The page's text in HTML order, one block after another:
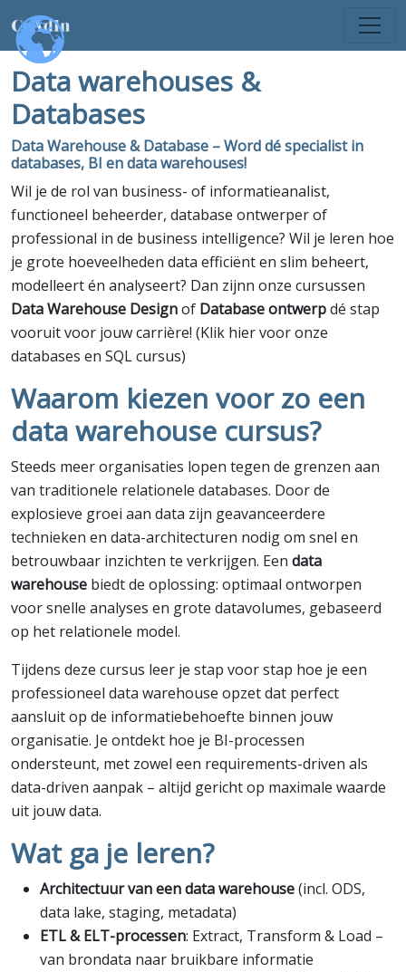
Data warehouses &
Databases
Data Warehouse & Database – Word dé specialist in
databases, BI en data warehouses!
Wil je de rol van business- of informatieanalist,
functioneel beheerder, database ontwerper of
professional in de business intelligence? Wil je leren hoe
je grote hoeveelheden data efficiënt en slim beheert,
modelleert én analyseert? Dan zijnn onze cursussen
Data Warehouse Designof Database ontwerpdé stap
vooruit voor jouw carrière! (Klik hier voor onze
databases en SQL cursus)
Waarom kiezen voor zo een
data warehouse cursus?
Steeds meer organisaties lopen tegen de grenzen aan
van traditionele relationele databases. Door de
explosieve groei aan data zijn geavanceerdere
technieken en data-architecturen nodig om snel en
betrouwbaar inzichten te verkrijgen. Een data
warehouse biedt de oplossing: optimaal ontworpen
voor snelle analyses en grote datavolumes, gebaseerd
op het relationele model.
Tijdens deze cursus leer je stap voor stap hoe je een
professioneel data warehouse opzet dat perfect
aansluit op de informatiebehoefte binnen jouw
organisatie. Je ontdekt hoe je BI-processen
ondersteunt, met zowel een requirements-driven als
data-driven aanpak – altijd gericht op maximale waarde
uit jouw data.
Wat ga je leren?
Architectuur van een data warehouse(incl. ODS,
data lake, staging, metadata)
ETL & ELT-processen: Extract, Transform & Load –
van brondata naar bruikbare informatie